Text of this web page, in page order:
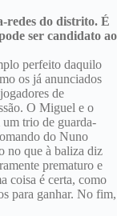
redes do distrito. É
ser candidato ao
perfeito daquilo
os já anunciados
de
O Miguel e o
trio de guarda-
do Nuno
no que à baliza diz
prematuro e
coisa é certa, como
para ganhar. No fim,